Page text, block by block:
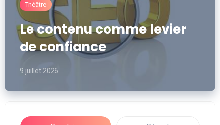
Théâtre
Le contenu comme levier
de confiance
9 juillet 2026